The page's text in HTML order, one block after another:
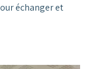
échanger et